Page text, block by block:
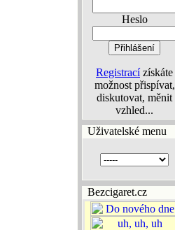
Heslo
Registracízískáte
možnost přispívat,
diskutovat, měnit
vzhled...
Uživatelské menu
Bezcigaret.cz